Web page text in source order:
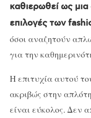
καθιερωθεί ως
επιλογές των
όσοι αναζητούν
για την
Η επιτυχία αυτού
ακριβώς στην
είναι εύκολος. Δεν